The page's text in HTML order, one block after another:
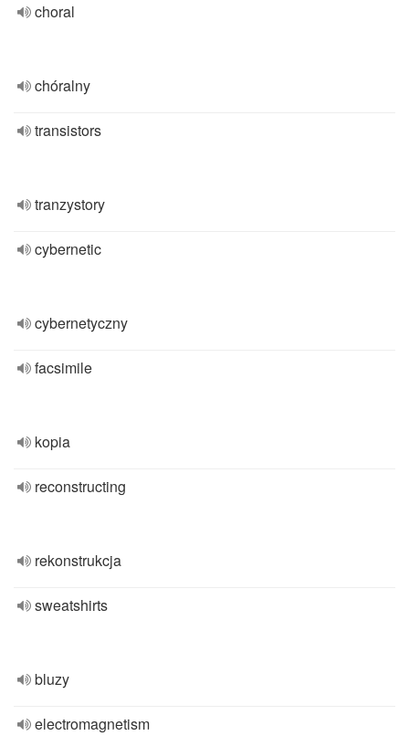
choral
chóralny
transistors
tranzystory
cybernetic
cybernetyczny
facsimile
kopia
reconstructing
rekonstrukcja
sweatshirts
bluzy
electromagnetism